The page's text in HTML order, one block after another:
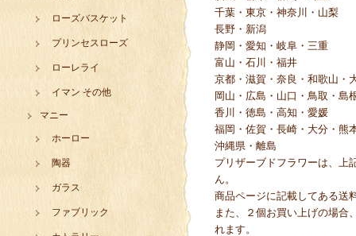
千葉・東京・神奈川・山梨
長野・新潟
静岡・愛知・岐阜・三重
富山・石川・福井
京都・滋賀・奈良・和歌山・
岡山・広島・山口・鳥取・島
香川・徳島・高知・愛媛
福岡・佐賀・長崎・大分・熊
沖縄県・離島
プリザーブドフラワーは、上
ん。
商品ページに記載してある送
また、２個お買い上げの場合
れます。
ローズバスケット
プリンセスローズ
ローレライ
イマン その他
マニー
ホーロー
陶器
ガラス
ファブリック